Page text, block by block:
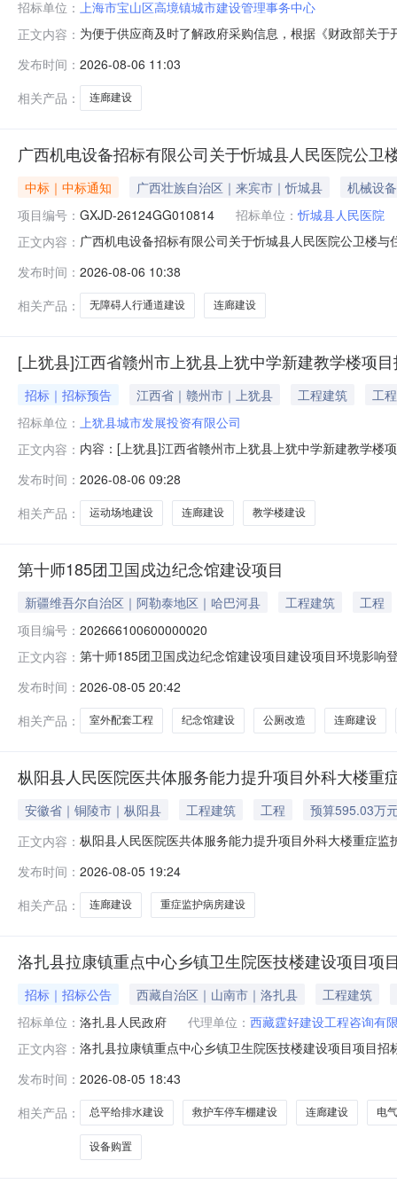
招标单位： 上海市宝山区高境镇城市建设管理事务中心
正文内容： 为便于供应商及时了解政府采购信息，根据《财政部关
化价值3473512.002026-08本次公开的采购意向是本单
发布时间： 2026-08-06 11:03
相关产品：
连廊建设
广西机电设备招标有限公司关于忻城县人民医院公
中标｜中标通知 广西壮族自治区｜来宾市｜忻城县
机械设备
项目编号： GXJD-26124GG010814 招标单位： 忻城县人民医院
正文内容： 广西机电设备招标有限公司关于忻城县人民医院公卫楼
医院公卫楼与住院综合楼之间连廊及无障碍人行通道工
发布时间： 2026-08-06 10:38
相关产品：
无障碍人行通道建设 连廊建设
[上犹县]江西省赣州市上犹县上犹中学新建教学楼项
招标｜招标预告 江西省｜赣州市｜上犹县 工程建筑
工程
招标单位： 上犹县城市发展投资有限公司
正文内容： 内容：[上犹县]江西省赣州市上犹县上犹中学新建教学楼
设单位（或招标人）项目概况招标方式合同估算金额预
镇上犹中学校园内，总用地面积约73362.75
发布时间： 2026-08-06 09:28
相关产品：
运动场地建设 连廊建设 教学楼建设
第十师185团卫国戍边纪念馆建设项目
新疆维吾尔自治区｜阿勒泰地区｜哈巴河县 工程建筑
工程
项目编号： 202666100600000020
正文内容： 第十师185团卫国戍边纪念馆建设项目建设项目环境影
生产运营日期2028-11-30建设性质新建备案依据该项目
发布时间： 2026-08-05 20:42
相关产品：
室外配套工程 纪念馆建设 公厕改造 连廊建设
枞阳县人民医院医共体服务能力提升项目外科大楼重
安徽省｜铜陵市｜枞阳县 工程建筑 工程
预算595.03万
正文内容： 枞阳县人民医院医共体服务能力提升项目外科大楼重症
出。联系人：程伟伟联系电话：15555403896安徽信德
及连廊工程.
发布时间： 2026-08-05 19:24
相关产品：
连廊建设 重症监护病房建设
洛扎县拉康镇重点中心乡镇卫生院医技楼建设项目项
招标｜招标公告 西藏自治区｜山南市｜洛扎县
工程建筑
招标单位： 洛扎县人民政府 代理单位： 西藏霆好建设工程咨询有
正文内容： 洛扎县拉康镇重点中心乡镇卫生院医技楼建设项目项目
审批、核准或备案机关名称）以洛发改发[2026]80号（
府投资100%，社
发布时间： 2026-08-05 18:43
相关产品：
总平给排水建设 救护车停车棚建设 连廊建设 电
设备购置